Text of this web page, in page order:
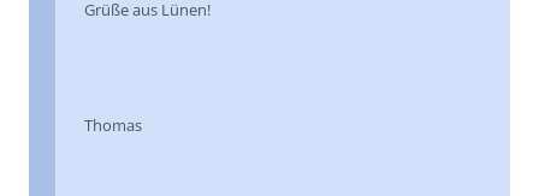
Grüße aus Lünen!
Thomas